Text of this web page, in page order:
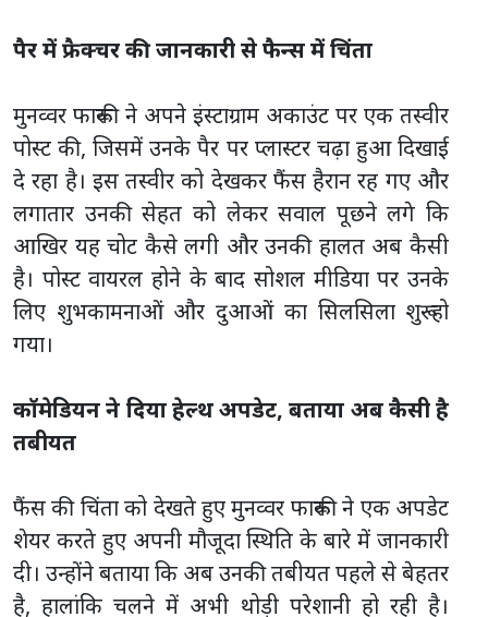
पैर में फ्रैक्चर की जानकारी से फैन्स में चिंता
मुनव्वर फारूकी ने अपने इंस्टाग्राम अकाउंट पर एक तस्वीर
पोस्ट की, जिसमें उनके पैर पर प्लास्टर चढ़ा हुआ दिखाई
दे रहा है। इस तस्वीर को देखकर फैंस हैरान रह गए और
लगातार उनकी सेहत को लेकर सवाल पूछने लगे कि
आखिर यह चोट कैसे लगी और उनकी हालत अब कैसी
है। पोस्ट वायरल होने के बाद सोशल मीडिया पर उनके
लिए शुभकामनाओं और दुआओं का सिलसिला शुरू हो
गया।
कॉमेडियन ने दिया हेल्थ अपडेट, बताया अब कैसी है
तबीयत
फैंस की चिंता को देखते हुए मुनव्वर फारूकी ने एक अपडेट
शेयर करते हुए अपनी मौजूदा स्थिति के बारे में जानकारी
दी। उन्होंने बताया कि अब उनकी तबीयत पहले से बेहतर
है, हालांकि चलने में अभी थोड़ी परेशानी हो रही है।